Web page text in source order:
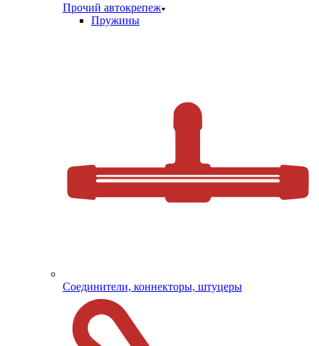
Прочий автокрепеж
Пружины
Соединители, коннекторы, штуцеры